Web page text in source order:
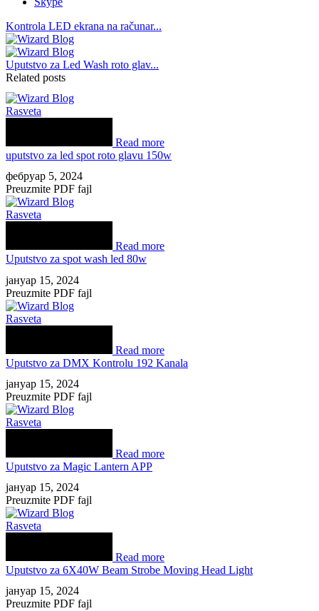
Kontrola LED ekrana na računar...
Uputstvo za Led Wash roto glav...
Related posts
Rasveta
Read more
uputstvo za led spot roto glavu 150w
фебруар 5, 2024
Preuzmite PDF fajl
Rasveta
Read more
Uputstvo za spot wash led 80w
јануар 15, 2024
Preuzmite PDF fajl
Rasveta
Read more
Uputstvo za DMX Kontrolu 192 Kanala
јануар 15, 2024
Preuzmite PDF fajl
Rasveta
Read more
Uputstvo za Magic Lantern APP
јануар 15, 2024
Preuzmite PDF fajl
Rasveta
Read more
Uputstvo za 6X40W Beam Strobe Moving Head Light
јануар 15, 2024
Preuzmite PDF fajl